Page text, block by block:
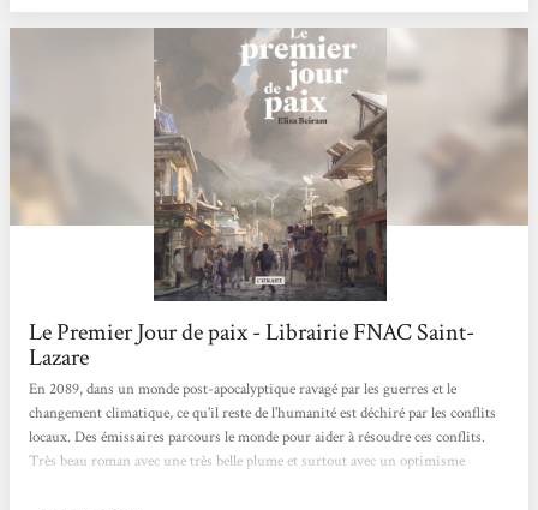
Le Premier Jour de paix - Librairie FNAC Saint-
Lazare
En 2089, dans un monde post-apocalyptique ravagé par les guerres et le
changement climatique, ce qu'il reste de l'humanité est déchiré par les conflits
locaux. Des émissaires parcours le monde pour aider à résoudre ces conflits.
Très beau roman avec une très belle plume et surtout avec un optimisme